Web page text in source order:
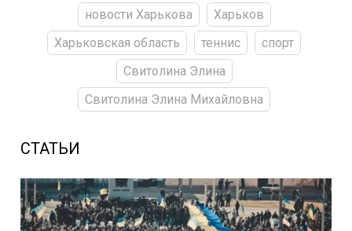
новости Харькова
Харьков
Харьковская область
теннис
спорт
Свитолина Элина
Свитолина Элина Михайловна
СТАТЬИ